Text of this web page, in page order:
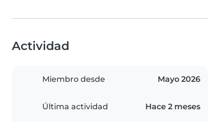
Actividad
Miembro desde Mayo 2026
Última actividad Hace 2 meses